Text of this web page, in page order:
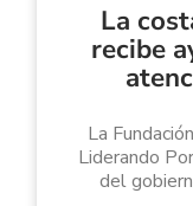
La
recibe
La
Liderando
del